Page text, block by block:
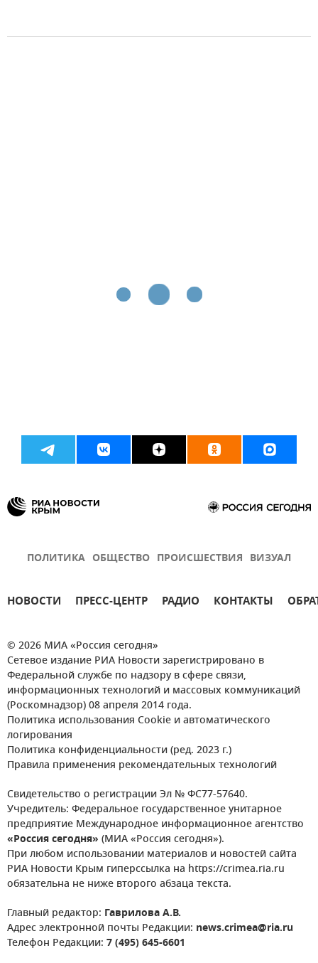
ПОЛИТИКА ОБЩЕСТВО ПРОИСШЕСТВИЯ ВИЗУАЛ
НОВОСТИ ПРЕСС-ЦЕНТР РАДИО КОНТАКТЫ
© 2026 МИА «Россия сегодня»
Сетевое издание РИА Новости зарегистрировано в
Федеральной службе по надзору в сфере связи,
информационных технологий и массовых коммуникаций
(Роскомнадзор) 08 апреля 2014 года.
Политика использования Cookie и автоматического
логирования
Политика конфиденциальности (ред. 2023 г.)
Правила применения рекомендательных технологий
Свидетельство о регистрации Эл № ФС77-57640.
Учредитель: Федеральное государственное унитарное
предприятие Международное информационное агентство
«Россия сегодня» (МИА «Россия сегодня»).
При любом использовании материалов и новостей сайта
РИА Новости Крым гиперссылка на https://crimea.ria.ru
обязательна не ниже второго абзаца текста.
Главный редактор: Гаврилова А.В.
Адрес электронной почты Редакции: news.crimea@ria.ru
Телефон Редакции: 7 (495) 645-6601